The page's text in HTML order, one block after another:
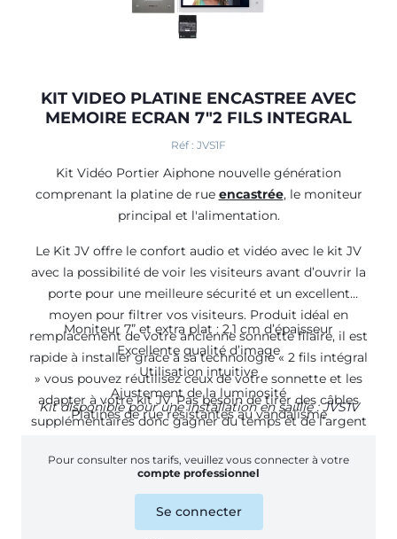
KIT VIDEO PLATINE ENCASTREE AVEC
MEMOIRE ECRAN 7"2 FILS INTEGRAL
Réf : JVS1F
Kit Vidéo Portier Aiphone nouvelle génération
comprenant la platine de rue encastrée, le moniteur
principal et l'alimentation.
Le Kit JV offre le confort audio et vidéo avec le kit JV
avec la possibilité de voir les visiteurs avant d’ouvrir la
porte pour une meilleure sécurité et un excellent
moyen pour filtrer vos visiteurs. Produit idéal en
remplacement de votre ancienne sonnette filaire, il est
rapide à installer grâce à sa technologie « 2 fils intégral
» vous pouvez réutilisez ceux de votre sonnette et les
adapter à votre kit JV. Pas besoin de tirer des câbles
supplémentaires donc gagner du temps et de l’argent
Moniteur 7” et extra plat : 2,1 cm d’épaisseur
Excellente qualité d’image
Utilisation intuitive
Ajustement de la luminosité
Platines de rue résistantes au vandalisme
Kit disponible pour une installation en saillie :JVS1V
Pour consulter nos tarifs, veuillez vous connecter à votre
compte professionnel
Se connecter